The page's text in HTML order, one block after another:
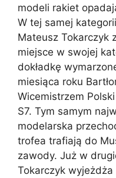
modeli rakiet
W tej samej
Mateusz Tokarczyk
miejsce w swojej
dokładkę
miesiąca roku
Wicemistrzem
S7. Tym samym
modelarska
trofea trafiają do
zawody. Już w
Tokarczyk